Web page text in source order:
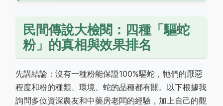
民間傳說大檢閱：四種「驅蛇
粉」的真相與效果排名
先講結論：沒有一種粉能保證100%驅蛇，牠們的厭惡
程度和粉的種類、環境、蛇的品種都有關。以下根據我
詢問多位資深農友和中藥房老闆的經驗，加上自己的觀